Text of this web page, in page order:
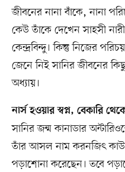
জীবনের নানা বাঁকে, নানা
কেউ তাঁকে দেখেন সাহসী
কেন্দ্রবিন্দু। কিন্তু নিজের
জেনে নিই সানির জীবনের
অধ্যায়।
নার্স হওয়ার স্বপ্ন, বেকারি
সানির জন্ম কানাডার
তাঁর আসল নাম করনজিৎ কাউর
পড়াশোনা করেছেন। তবে